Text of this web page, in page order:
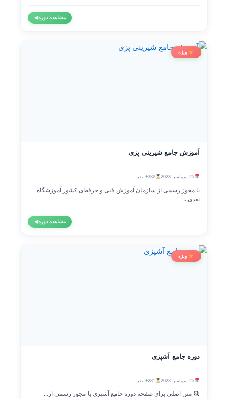
مشاهده دوره◀
ویژه
آموزش جامع شیرینی پزی
25 سپتامبر 2023 332+ نفر
با مجوز رسمی از سازمان آموزش فنی و حرفه‌ای کشور آموزشگاه
نقدی...
مشاهده دوره◀
ویژه
دوره جامع آشپزی
25 سپتامبر 2023 281+ نفر
متن اصلی برای صفحه دوره جامع آشپزی با مجوز رسمی از...